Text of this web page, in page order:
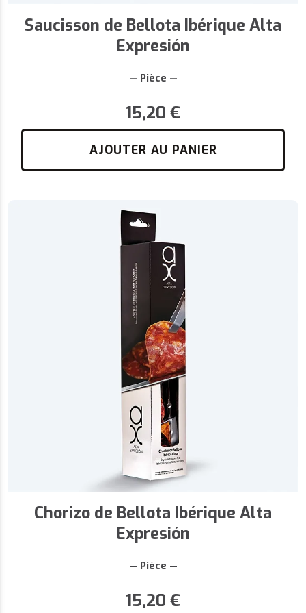
Saucisson de Bellota Ibérique Alta
Expresión
— Pièce —
15,20 €
AJOUTER AU PANIER
Chorizo de Bellota Ibérique Alta
Expresión
— Pièce —
15,20 €